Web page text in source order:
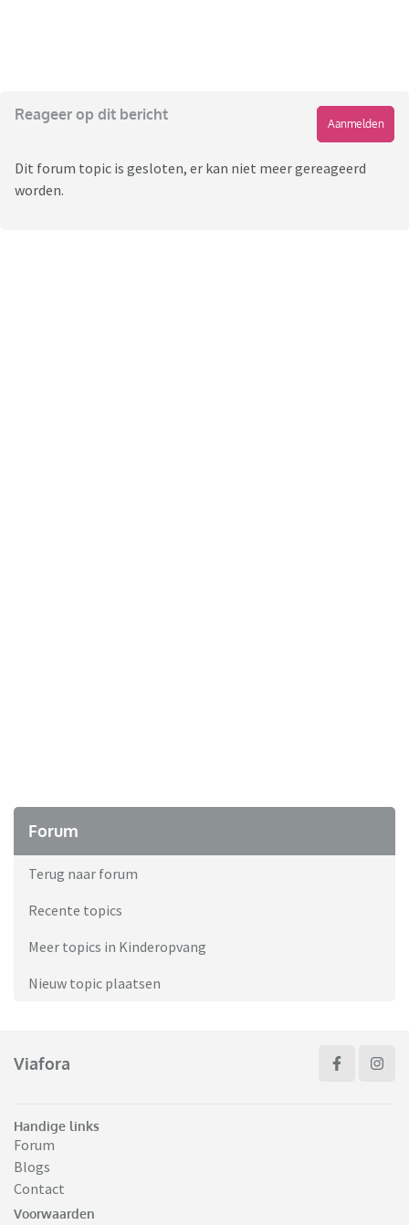
Reageer op dit bericht
Aanmelden
Dit forum topic is gesloten, er kan niet meer gereageerd
worden.
Forum
Terug naar forum
Recente topics
Meer topics in Kinderopvang
Nieuw topic plaatsen
Viafora
Handige links
Forum
Blogs
Contact
Voorwaarden